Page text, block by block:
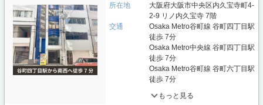
所在地
大阪府大阪市中央区内久宝寺町4-
2-9 リノ内久宝寺 7階
交通
Osaka Metro谷町線 谷町四丁目駅
徒歩 7分
Osaka Metro中央線 谷町四丁目駅
徒歩 7分
Osaka Metro谷町線 谷町六丁目駅
徒歩 7分
もっと見る